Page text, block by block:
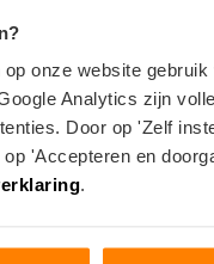
onze website
Analytics zijn
Door op 'Zelf
'Accepteren en
.